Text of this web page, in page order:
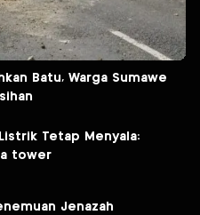
Batu, Warga Sumawe
Mafia tower
Jenazah